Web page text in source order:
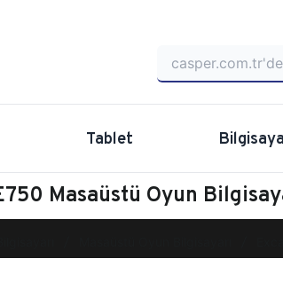
Tablet
Masaüstü Oyun